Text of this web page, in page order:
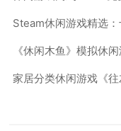
Steam休闲游戏精选
《休闲木鱼》模拟休
家居分类休闲游戏《